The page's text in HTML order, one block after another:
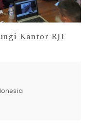
Kantor RJI